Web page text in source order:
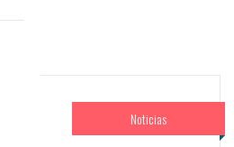
Noticias